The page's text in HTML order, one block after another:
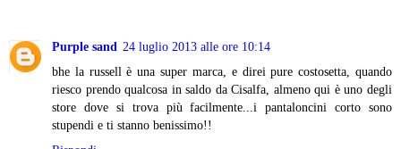
Purple sand 24 luglio 2013 alle ore 10:14
bhe la russell è una super marca, e direi pure costosetta, quando
riesco prendo qualcosa in saldo da Cisalfa, almeno qui è uno degli
store dove si trova più facilmente...i pantaloncini corto sono
stupendi e ti stanno benissimo!!